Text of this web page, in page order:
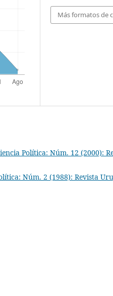
Más formatos de
Política: Núm. 12 (2000):
Núm. 2 (1988): Revista